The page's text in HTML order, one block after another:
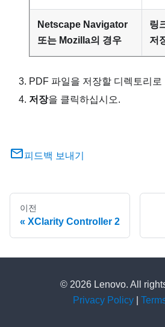
Netscape Navigator
또는 Mozilla의 경우
링
저
PDF 파일을 저장할 디렉토리로
저장을 클릭하십시오.
피드백 보내기
이전
XClarity Controller 2
© 2026 Lenovo. All
Privacy Policy